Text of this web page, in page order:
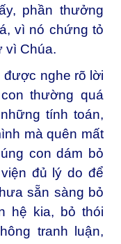
phần thưởng
vì nó chứng tỏ
vì Chúa.
được nghe rõ lời
thường quá
tính toán,
mà quên mất
con dám bỏ
đủ lý do để
sẵn sàng bỏ
hệ kia, bỏ thói
tranh luận,